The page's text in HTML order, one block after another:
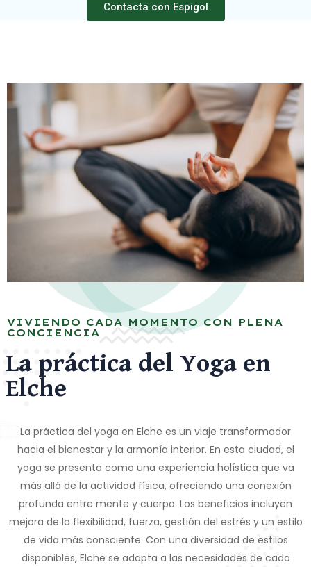
Contacta con Espigol
VIVIENDO CADA MOMENTO CON PLENA
CONCIENCIA
La práctica del Yoga en
Elche
La práctica del yoga en Elche es un viaje transformador
hacia el bienestar y la armonía interior. En esta ciudad, el
yoga se presenta como una experiencia holística que va
más allá de la actividad física, ofreciendo una conexión
profunda entre mente y cuerpo. Los beneficios incluyen
mejora de la flexibilidad, fuerza, gestión del estrés y un estilo
de vida más consciente. Con una diversidad de estilos
disponibles, Elche se adapta a las necesidades de cada